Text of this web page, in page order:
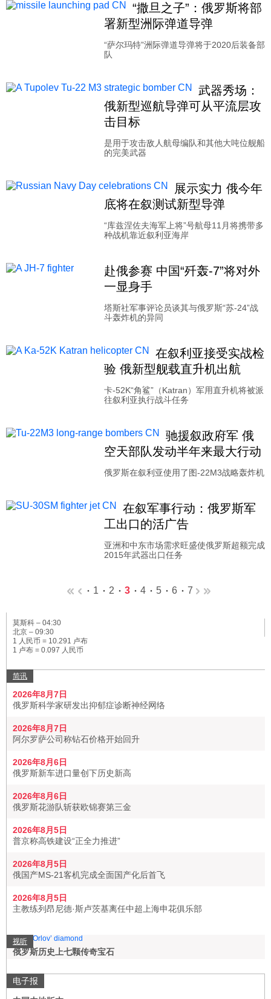
“撒旦之子”：俄罗斯将部
署新型洲际弹道导弹
“萨尔玛特”洲际弹道导弹将于2020后装备部
队
武器秀场：
俄新型巡航导弹可从平流层攻
击目标
是用于攻击敌人航母编队和其他大吨位舰船
的完美武器
展示实力 俄今年
底将在叙测试新型导弹
“库兹涅佐夫海军上将”号航母11月将携带多
种战机靠近叙利亚海岸
赴俄参赛 中国“歼轰-7”将对外
一显身手
塔斯社军事评论员谈其与俄罗斯“苏-24”战
斗轰炸机的异同
在叙利亚接受实战检
验 俄新型舰载直升机出航
卡-52K“角鲨”（Katran）军用直升机将被派
往叙利亚执行战斗任务
驰援叙政府军 俄
空天部队发动半年来最大行动
俄罗斯在叙利亚使用了图-22M3战略轰炸机
在叙军事行动：俄罗斯军
工出口的活广告
亚洲和中东市场需求旺盛使俄罗斯超额完成
2015年武器出口任务
1 2 3 4 5 6 7
莫斯科 – 04:30
北京 – 09:30
1 人民币 = 10.291 卢布
1 卢布 = 0.097 人民币
简讯
2026年8月7日
俄罗斯科学家研发出抑郁症诊断神经网络
2026年8月7日
阿尔罗萨公司称钻石价格开始回升
2026年8月6日
俄罗斯新车进口量创下历史新高
2026年8月6日
俄罗斯花游队斩获欧锦赛第三金
2026年8月5日
普京称高铁建设“正全力推进”
2026年8月5日
俄国产MS-21客机完成全面国产化后首飞
2026年8月5日
主教练列昂尼德·斯卢茨基离任中超上海申花俱乐部
视听
俄罗斯历史上七颗传奇宝石
电子报